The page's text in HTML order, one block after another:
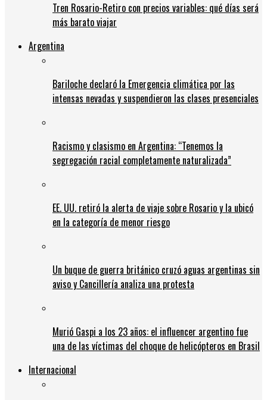
Tren Rosario-Retiro con precios variables: qué días será
más barato viajar
Argentina
Bariloche declaró la Emergencia climática por las
intensas nevadas y suspendieron las clases presenciales
Racismo y clasismo en Argentina: “Tenemos la
segregación racial completamente naturalizada”
EE. UU. retiró la alerta de viaje sobre Rosario y la ubicó
en la categoría de menor riesgo
Un buque de guerra británico cruzó aguas argentinas sin
aviso y Cancillería analiza una protesta
Murió Gaspi a los 23 años: el influencer argentino fue
una de las víctimas del choque de helicópteros en Brasil
Internacional